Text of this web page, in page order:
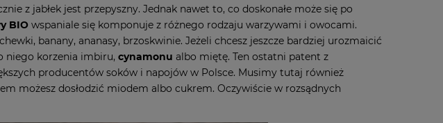
z jabłek jest przepyszny. Jednak nawet to, co doskonałe może się po
BIO wspaniale się komponuje z różnego rodzaju warzywami i owocami.
banany, ananasy, brzoskwinie. Jeżeli chcesz jeszcze bardziej urozmaicić
niego korzenia imbiru, cynamonu albo miętę. Ten ostatni patent z
producentów soków i napojów w Polsce. Musimy tutaj również
możesz dosłodzić miodem albo cukrem. Oczywiście w rozsądnych